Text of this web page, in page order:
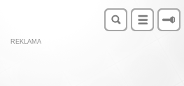
REKLAMA